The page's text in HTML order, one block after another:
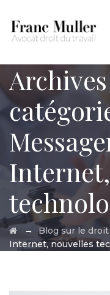
Des questions ? 01
→ Blog sur le
Internet, nouvelles